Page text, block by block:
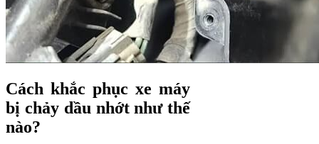
Cách khắc phục xe máy
bị chảy dầu nhớt như thế
nào?